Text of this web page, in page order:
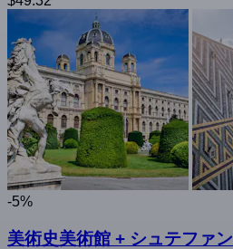
-5%
美術史美術館 + シュテファ